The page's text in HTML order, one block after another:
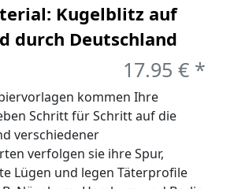
Kugelblitz auf
durch Deutschland
17.95 € *
kommen Ihre
Schritt für Schritt auf die
verschiedener
verfolgen sie ihre Spur,
Lügen und legen Täterprofile